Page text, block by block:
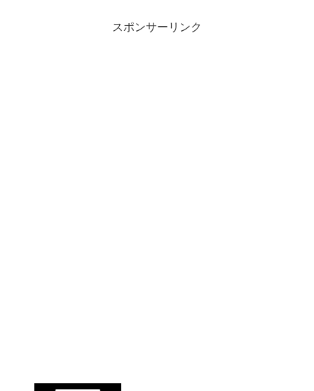
スポンサーリンク